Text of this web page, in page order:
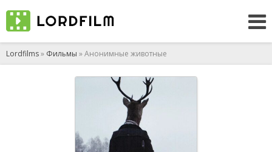
Lordfilms» Фильмы » Анонимные животные